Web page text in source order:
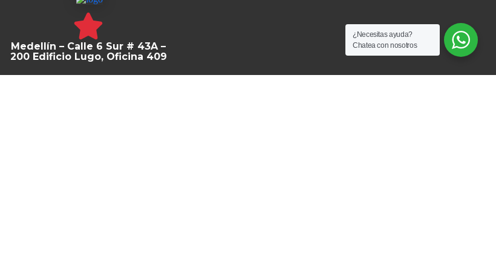
Medellín – Calle 6 Sur # 43A –
200 Edificio Lugo, Oficina 409
¿Necesitas ayuda?
Chatea con nosotros